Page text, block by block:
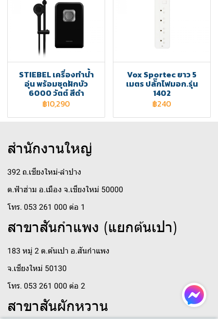
STIEBEL เครื่องทำน้ำ
อุ่น พร้อมชุดฝักบัว
6000 วัตต์ สีดำ
฿10,290
Vox Sportec ยาว 5
เมตร ปลั๊กไฟมอก.รุ่น
1402
฿240
สำนักงานใหญ่
392 ถ.เชียงใหม่-ลำปาง
ต.ฟ้าฮ่าม อ.เมือง จ.เชียงใหม่ 50000
โทร. 053 261 000 ต่อ 1
สาขาสันกำแพง (แยกต้นเปา)
183 หมู่ 2 ต.ต้นเปา อ.สันกำแพง
จ.เชียงใหม่ 50130
โทร. 053 261 000 ต่อ 2
สาขาสันผักหวาน